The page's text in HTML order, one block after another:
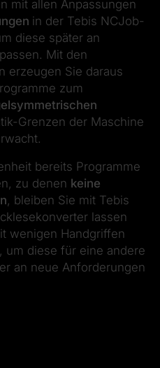
mit allen Anpassungen
in der Tebis NCJob-
diese später an
Mit den
erzeugen Sie daraus
zum
Grenzen der Maschine
bereits Programme
zu denen keine
, bleiben Sie mit Tebis
lassen
wenigen Handgriffen
um diese für eine andere
an neue Anforderungen